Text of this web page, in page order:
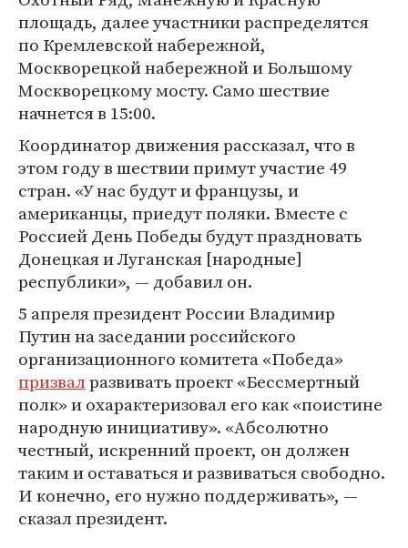
площадь, далее участники распределятся
по Кремлевской набережной,
Москворецкой набережной и Большому
Москворецкому мосту. Само шествие
начнется в 15:00.
Координатор движения рассказал, что в
этом году в шествии примут участие 49
стран. «У нас будут и французы, и
американцы, приедут поляки. Вместе с
Россией День Победы будут праздновать
Донецкая и Луганская [народные]
республики», — добавил он.
5 апреля президент России Владимир
Путин на заседании российского
организационного комитета «Победа»
призвалразвивать проект «Бессмертный
полк» и охарактеризовал его как «поистине
народную инициативу». «Абсолютно
честный, искренний проект, он должен
таким и оставаться и развиваться свободно.
И конечно, его нужно поддерживать», —
сказал президент.